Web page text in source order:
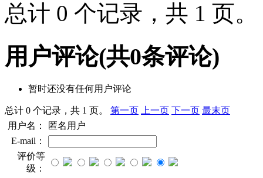
总计 0 个记录，共 1 页。
用户评论(共0条评论)
暂时还没有任何用户评论
总计 0 个记录，共 1 页。 第一页 上一页 下一页 最末页
用户名：
匿名用户
E-mail：
评价等
级：